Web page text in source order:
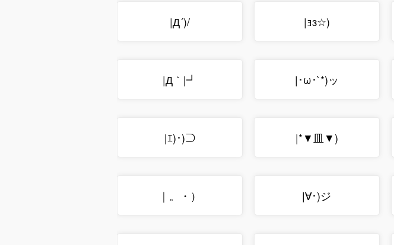
|Д´)/ |ｮз☆)
|Д｀|┛ |･ω･`*)ッ
|ｴ)･)⊃ |*▼皿▼)
｜。・） |∀･)ジ